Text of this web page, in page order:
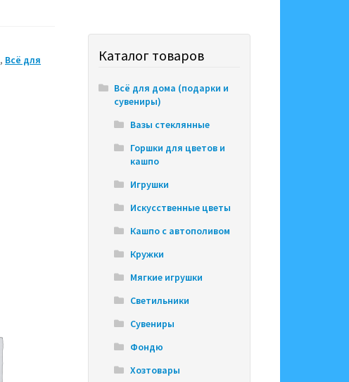
, Всё для
Каталог товаров
Всё для дома (подарки и
сувениры)
Вазы стеклянные
Горшки для цветов и
кашпо
Игрушки
Искусственные цветы
Кашпо с автополивом
Кружки
Мягкие игрушки
Светильники
Сувениры
Фондю
Хозтовары